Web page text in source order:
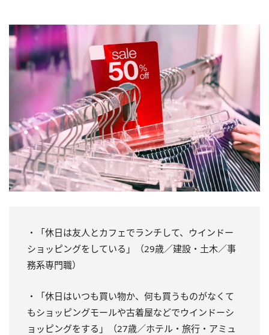
・「休日は友人とカフェでランチして、ウインドー
ショッピングをしている」（29歳／建設・土木／事
務系専門職）
・「休日はいつも買い物か、何も買うものがなくて
もショッピングモールや古着屋などでウインドーシ
ョッピングをする」（27歳／ホテル・旅行・アミュ